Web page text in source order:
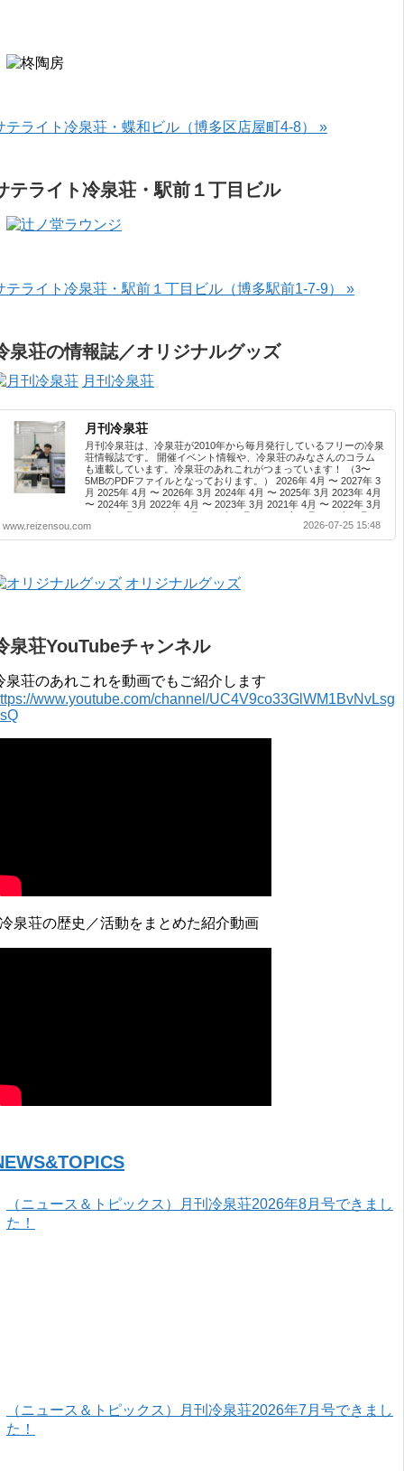
テライト冷泉荘・蝶和ビル（博多区店屋町4-8） »
テライト冷泉荘・駅前１丁目ビル
テライト冷泉荘・駅前１丁目ビル（博多駅前1-7-9） »
泉荘の情報誌／オリジナルグッズ
月刊冷泉荘
月刊冷泉荘
月刊冷泉荘は、冷泉荘が2010年から毎月発行しているフリーの冷泉
荘情報誌です。 開催イベント情報や、冷泉荘のみなさんのコラム
も連載しています。冷泉荘のあれこれがつまっています！ （3〜
5MBのPDFファイルとなっております。） 2026年 4月 〜 2027年 3
月 2025年 4月 〜 2026年 3月 2024年 4月 〜 2025年 3月 2023年 4月
〜 2024年 3月 2022年 4月 〜 2023年 3月 2021年 4月 〜 2022年 3月
2020年 4月 〜 2021年 3月 2019年 4月 〜 2020年 3月 2018年 4月 〜
2019年 3月 2017年 4月 〜 2018年 3月 2016年 4月 〜 2017年 3月
2015年 4月 〜 2016年 3月 2014年 4月 〜 2015年 3月 2013...
www.reizensou.com 2026-07-25 15:48
オリジナルグッズ
泉荘YouTubeチャンネル
泉荘のあれこれを動画でもご紹介します
www.youtube.com/channel/UC4V9co33GlWM1BvNvLsg
泉荘の歴史／活動をまとめた紹介動画
（ニュース＆トピックス）月刊冷泉荘2026年8月号できまし
た！
（ニュース＆トピックス）月刊冷泉荘2026年7月号できまし
た！